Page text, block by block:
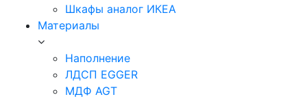
Шкафы аналог ИКЕА
Материалы
Наполнение
ЛДСП EGGER
МДФ AGT